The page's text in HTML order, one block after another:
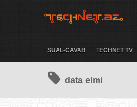
SUAL-CAVAB TECHNET TV
data elmi